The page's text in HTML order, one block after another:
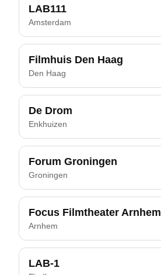
LAB111
Amsterdam
Filmhuis Den Haag
Den Haag
De Drom
Enkhuizen
Forum Groningen
Groningen
Focus Filmtheater Arnhem
Arnhem
LAB-1